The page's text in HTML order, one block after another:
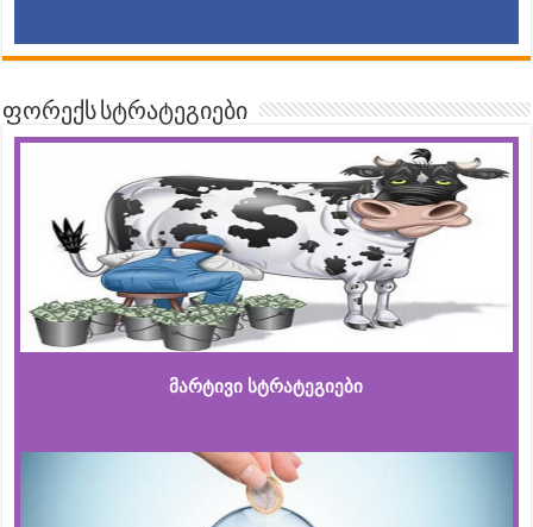
ფორექს სტრატეგიები
მარტივი სტრატეგიები